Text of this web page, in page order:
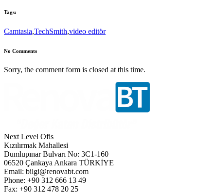
Tags:
Camtasia,TechSmith,video editör
No Comments
Sorry, the comment form is closed at this time.
Next Level Ofis
Kızılırmak Mahallesi
Dumlupınar Bulvarı No: 3C1-160
06520 Çankaya Ankara TÜRKİYE
Email: bilgi@renovabt.com
Phone: +90 312 666 13 49
Fax: +90 312 478 20 25